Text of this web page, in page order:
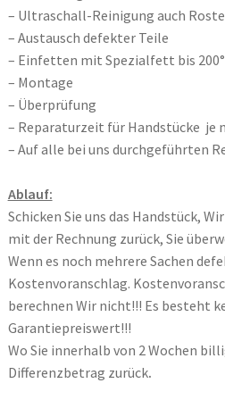
– Ultraschall-Reinigung auch
– Austausch defekter Teile
– Einfetten mit Spezialfett bis
– Montage
– Überprüfung
– Reparaturzeit für Handstücke je
– Auf alle bei uns durchgeführten
Ablauf:
Schicken Sie uns das Handstück,
mit der Rechnung zurück, Sie
Wenn es noch mehrere Sachen
Kostenvoranschlag.
berechnen Wir nicht!!! Es besteht
Garantiepreiswert!!!
Wo Sie innerhalb von 2 Wochen
Differenzbetrag zurück.